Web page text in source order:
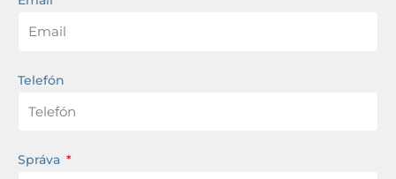
Telefón
Správa